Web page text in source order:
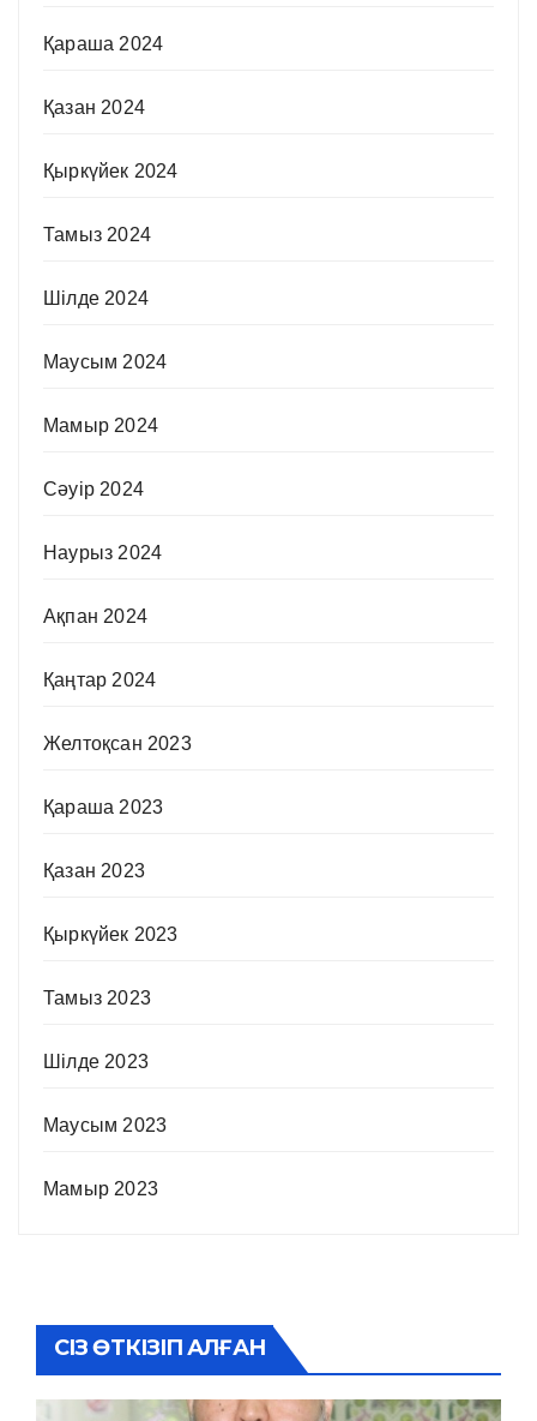
Қараша 2024
Қазан 2024
Қыркүйек 2024
Тамыз 2024
Шілде 2024
Маусым 2024
Мамыр 2024
Сәуір 2024
Наурыз 2024
Ақпан 2024
Қаңтар 2024
Желтоқсан 2023
Қараша 2023
Қазан 2023
Қыркүйек 2023
Тамыз 2023
Шілде 2023
Маусым 2023
Мамыр 2023
СІЗ ӨТКІЗІП АЛҒАН